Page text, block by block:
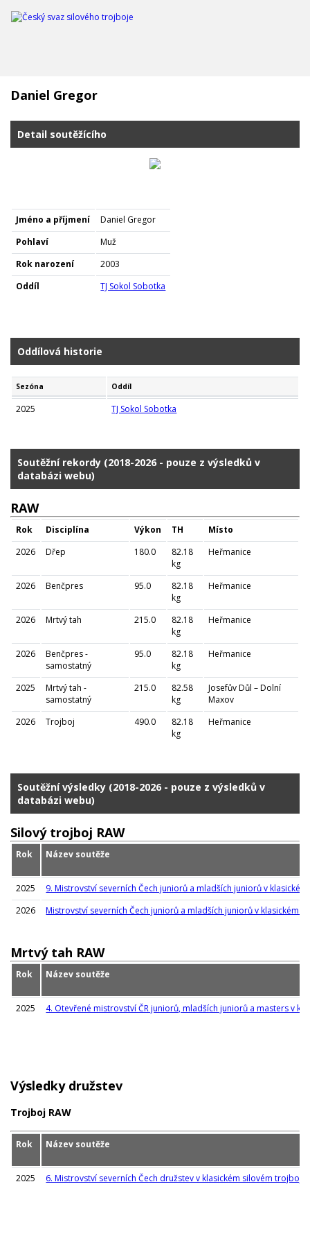
Daniel Gregor
Detail soutěžícího
Jméno a příjmení
Daniel Gregor
Pohlaví
Muž
Rok narození
2003
Oddíl
TJ Sokol Sobotka
Oddílová historie
Sezóna Oddíl
2025 TJ Sokol Sobotka
Soutěžní rekordy (2018-2026 - pouze z výsledků v
databázi webu)
RAW
Rok Disciplína Výkon TH
Místo
2026
Dřep 180.0
82.18
kg
Heřmanice
2026 Benčpres 95.0
82.18
kg
Heřmanice
2026 Mrtvý tah 215.0
82.18
kg
Heřmanice
2026
Benčpres -
samostatný
95.0
82.18
kg
Heřmanice
2025
Mrtvý tah -
samostatný
215.0
82.58
kg
Josefův Důl – Dolní
Maxov
2026
Trojboj 490.0
82.18
kg
Heřmanice
Soutěžní výsledky (2018-2026 - pouze z výsledků v
databázi webu)
Silový trojboj RAW
Rok Název soutěže
2025
9. Mistrovství severních Čech juniorů a mladších juniorů v
2026
Mistrovství severních Čech juniorů a mladších juniorů v klasickém
Mrtvý tah RAW
Rok Název soutěže
2025 4. Otevřené mistrovství ČR juniorů, mladších juniorů a masters v
Výsledky družstev
Trojboj RAW
Rok Název soutěže
2025 6. Mistrovství severních Čech družstev v klasickém silovém trojboji